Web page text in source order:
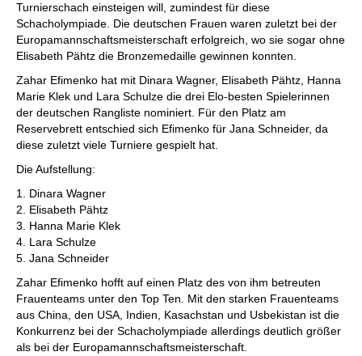
Turnierschach einsteigen will, zumindest für diese
Schacholympiade. Die deutschen Frauen waren zuletzt bei der
Europamannschaftsmeisterschaft erfolgreich, wo sie sogar ohne
Elisabeth Pähtz die Bronzemedaille gewinnen konnten.
Zahar Efimenko hat mit Dinara Wagner, Elisabeth Pähtz, Hanna
Marie Klek und Lara Schulze die drei Elo-besten Spielerinnen
der deutschen Rangliste nominiert. Für den Platz am
Reservebrett entschied sich Efimenko für Jana Schneider, da
diese zuletzt viele Turniere gespielt hat.
Die Aufstellung:
1. Dinara Wagner
2. Elisabeth Pähtz
3. Hanna Marie Klek
4. Lara Schulze
5. Jana Schneider
Zahar Efimenko hofft auf einen Platz des von ihm betreuten
Frauenteams unter den Top Ten. Mit den starken Frauenteams
aus China, den USA, Indien, Kasachstan und Usbekistan ist die
Konkurrenz bei der Schacholympiade allerdings deutlich größer
als bei der Europamannschaftsmeisterschaft.